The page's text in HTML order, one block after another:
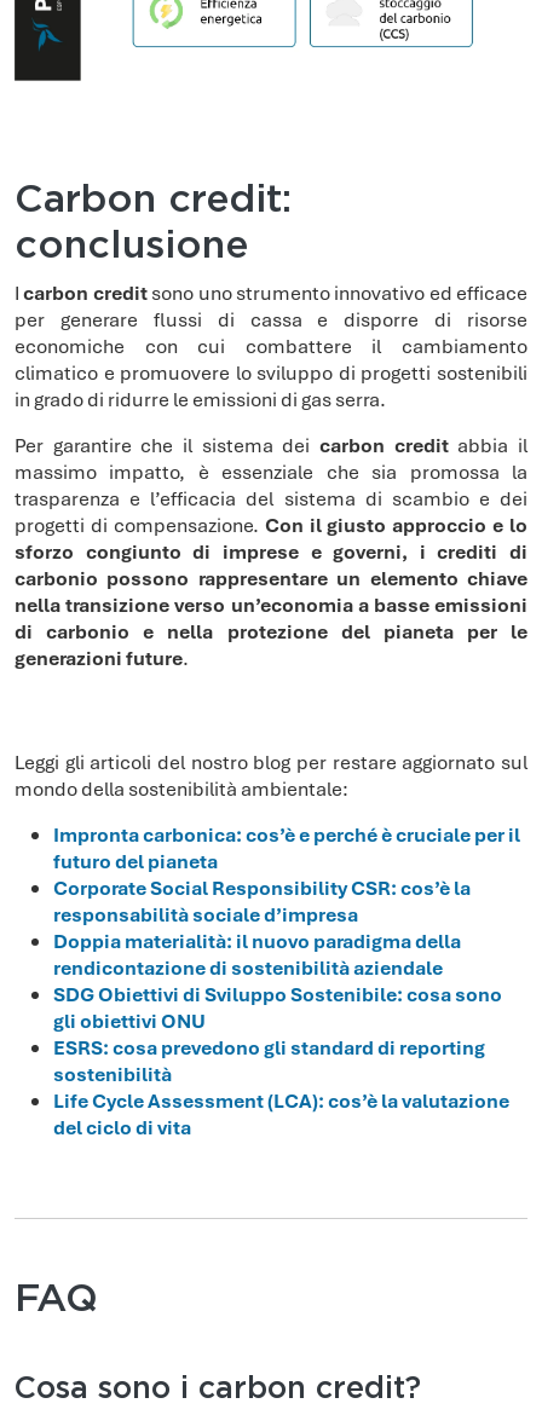
Carbon credit:
conclusione
Icarbon creditsono uno strumento innovativo ed efficace
per generare flussi di cassa e disporre di risorse
economiche con cui combattere il cambiamento
climatico e promuovere lo sviluppo di progetti sostenibili
in grado di ridurre le emissioni di gas serra.
Per garantire che il sistema dei carbon creditabbia il
massimo impatto, è essenziale che sia promossa la
trasparenza e l’efficacia del sistema di scambio e dei
progetti di compensazione. Con il giusto approccio e lo
sforzo congiunto di imprese e governi, i crediti di
carbonio possono rappresentare un elemento chiave
nella transizione verso un’economia a basse emissioni
di carbonio e nella protezione del pianeta per le
generazioni future.
Leggi gli articoli del nostro blog per restare aggiornato sul
mondo della sostenibilità ambientale:
Impronta carbonica: cos’è e perché è cruciale per il
futuro del pianeta
Corporate Social Responsibility CSR: cos’è la
responsabilità sociale d’impresa
Doppia materialità: il nuovo paradigma della
rendicontazione di sostenibilità aziendale
SDG Obiettivi di Sviluppo Sostenibile: cosa sono
gli obiettivi ONU
ESRS: cosa prevedono gli standard di reporting
sostenibilità
Life Cycle Assessment (LCA): cos’è la valutazione
del ciclo di vita
FAQ
Cosa sono i carbon credit?